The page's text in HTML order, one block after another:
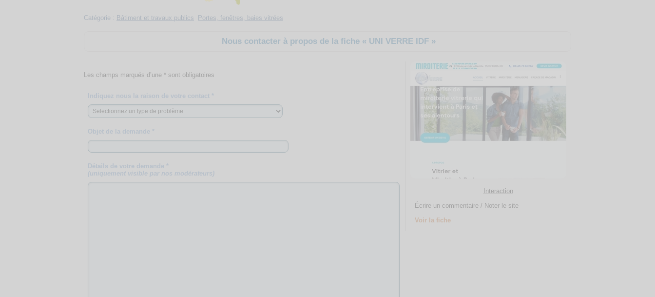
Catégorie : Bâtiment et travaux publics Portes, fenêtres, baies vitrées
Nous contacter à propos de la fiche « UNI VERRE IDF »
Interaction
Écrire un commentaire / Noter le site
Voir la fiche
Les champs marqués d’une * sont obligatoires
Indiquez nous la raison de votre contact *
Objet de la demande *
Détails de votre demande *
(uniquement visible par nos modérateurs)